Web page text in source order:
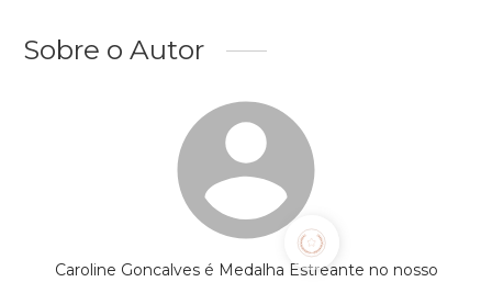
Sobre o Autor
Caroline Goncalves é Medalha Estreante no nosso